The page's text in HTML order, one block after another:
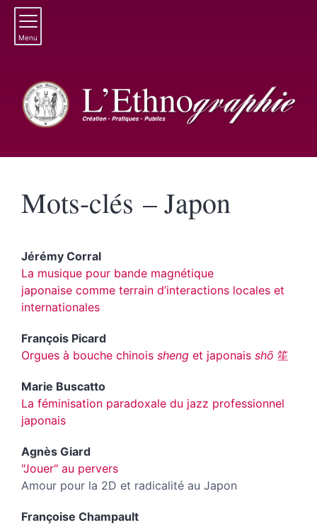
Menu
Mots-clés – Japon
Jérémy Corral
La musique pour bande magnétique
japonaise comme terrain d’interactions locales et
internationales
François Picard
Orgues à bouche chinois sheng et japonais shō 笙
Marie Buscatto
La féminisation paradoxale du jazz professionnel
japonais
Agnès Giard
"Jouer" au pervers
Amour pour la 2D et radicalité au Japon
Françoise Champault